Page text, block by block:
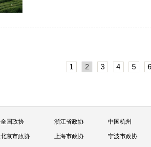
1 2 3 4 5 6
全国政协 浙江省政协 中国杭州
北京市政协 上海市政协 宁波市政协